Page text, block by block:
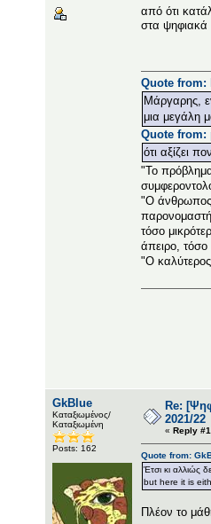
από ότι
στα ψηφιακά
Quote from:
Μάργαρης,
μια μεγάλη
Quote from:
ότι αξίζει
"Το πρόβλημα
"Ο άνθρωπος
τόσο
άπειρο, τόσο
"Ο καλύτερος
GkBlue
Καταξιωμένος/
Καταξιωμένη
Posts: 162
Re:
2021/22
« Reply
Quote from:
Έτσι κι αλλιώς
but here it is
Πλέον το